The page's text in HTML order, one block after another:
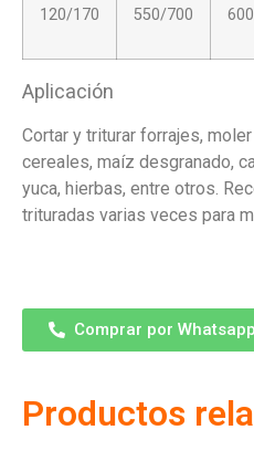
120/170 550/700
Aplicación
Cortar y triturar forrajes,
cereales, maíz desgranado,
yuca, hierbas, entre otros.
trituradas varias veces para
Comprar por Whatsapp
Productos